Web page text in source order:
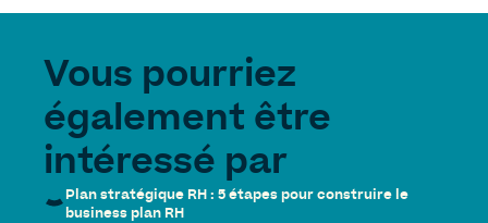
Vous pourriez
également être
intéressé par
Plan stratégique RH : 5 étapes pour construire le
business plan RH